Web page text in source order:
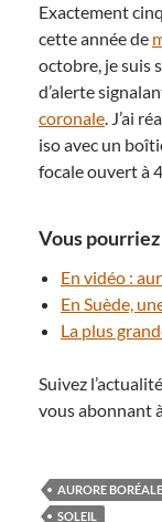
Exactement
cette année de
octobre, je suis
d’alerte
coronale. J’ai
iso avec un
focale ouvert à
Vous
En vidéo :
En Suède,
La plus
Suivez
vous abonnant
AURORE BORÉALE
SOLEIL